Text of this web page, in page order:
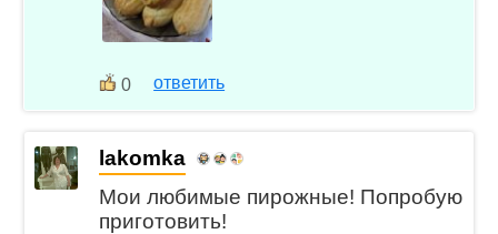
0 ответить
lakomka
Мои любимые пирожные! Попробую
приготовить!